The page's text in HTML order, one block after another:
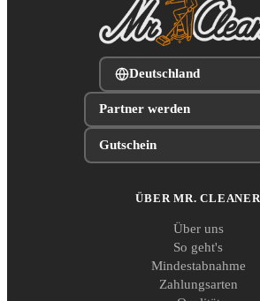
Deutschland
Partner werden
Gutschein
ÜBER MR. CLEANER
Über uns
So geht's
Mindestabnahme
Zahlungsarten